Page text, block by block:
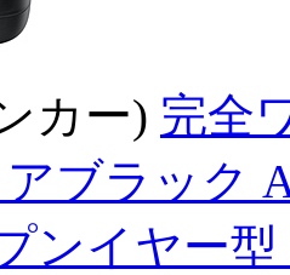
カー) 完全
ブラック
ンイヤー型